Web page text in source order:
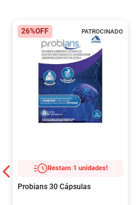
PATROCINADO
26%OFF
Restam 1 unidades!
Probians 30 Cápsulas